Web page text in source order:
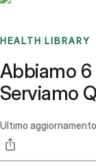
HEALTH LIBRARY
Abbiamo 6
Serviamo
Ultimo aggiornamento